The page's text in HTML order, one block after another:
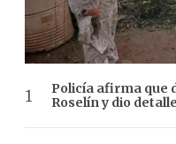
Policía afirma que
Roselín y dio